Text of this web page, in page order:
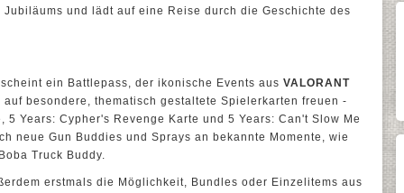
und lädt auf eine Reise durch die Geschichte des
ein Battlepass, der ikonische Events aus VALORANT
besondere, thematisch gestaltete Spielerkarten freuen -
Years: Cypher's Revenge Karte und 5 Years: Can't Slow Me
neue Gun Buddies und Sprays an bekannte Momente, wie
Truck Buddy.
erstmals die Möglichkeit, Bundles oder Einzelitems aus